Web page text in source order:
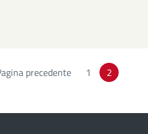
precedente Page
1 2